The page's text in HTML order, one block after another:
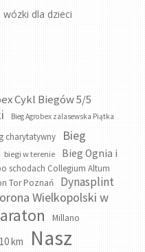
Cykl Biegów 5/5
Bieg Agrobex zalasewska Piątka
charytatywny
Bieg
biegi w terenie
Bieg Ognia i
schodach Collegium Altum
Tor Poznań Dynasplint
Wielkopolski w
Millano
km
Nasz